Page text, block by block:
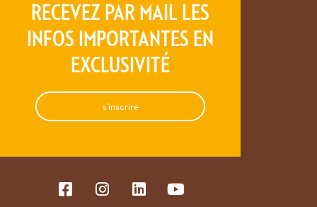
RECEVEZ PAR MAIL LES
INFOS IMPORTANTES EN
EXCLUSIVITÉ
s'inscrire